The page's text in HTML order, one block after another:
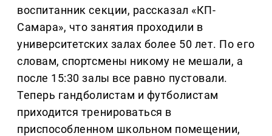
воспитанник секции, рассказал «КП-
Самара», что занятия проходили в
университетских залах более 50 лет. По его
словам, спортсмены никому не мешали, а
после 15:30 залы все равно пустовали.
Теперь гандболистам и футболистам
приходится тренироваться в
приспособленном школьном помещении,